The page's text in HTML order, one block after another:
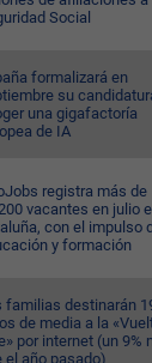
Social
formalizará en
su
una gigafactoría
de IA
registra más de
vacantes en julio
con el impulso
y formación
familias destinarán
de media a la
por internet (un 9%
el año pasado)